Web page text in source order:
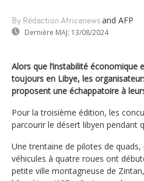
By Rédaction Africanews and AFP
Dernière MAJ: 13/08/2024
Alors que l’instabilité économique
toujours en Libye, les
proposent une échappatoire à
Pour la troisième édition, les
parcourir le désert libyen pendant
Une trentaine de pilotes de
véhicules à quatre roues ont
petite ville montagneuse de